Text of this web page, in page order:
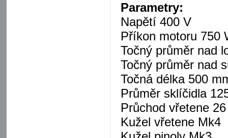
Parametry:
Napětí 400 V
Příkon motoru 750
Točný průměr nad
Točný průměr nad
Točná délka 500
Průměr sklíčidla
Průchod vřetene
Kužel vřetene Mk4